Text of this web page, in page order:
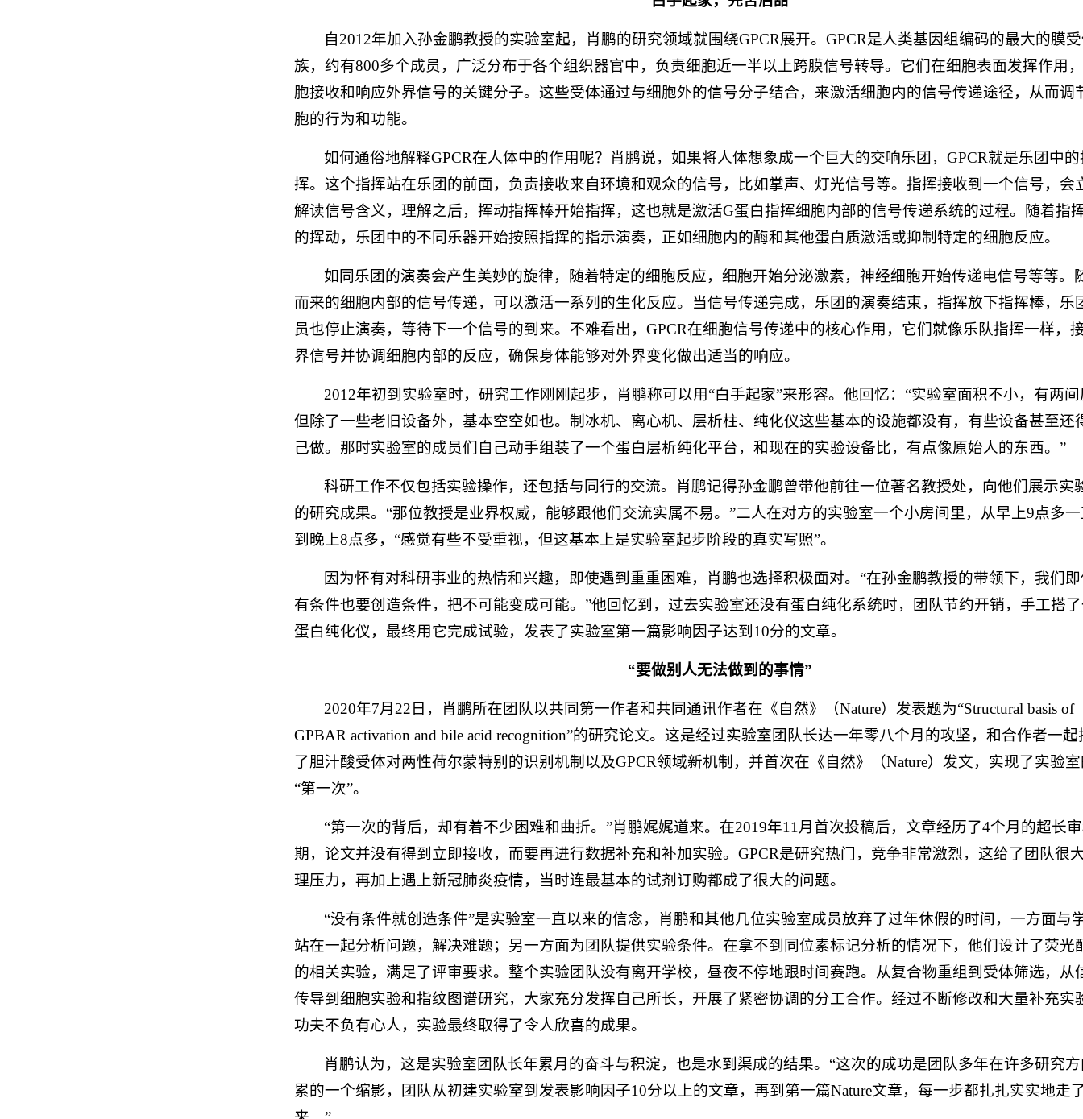
自2012年加入孙金鹏教授的实验室起，肖鹏的研究领域就围绕GPCR展开。GPCR是人类基因组编码的最大的膜
族，约有800多个成员，广泛分布于各个组织器官中，负责细胞近一半以上跨膜信号转导。它们在细胞表面发挥作用
胞接收和响应外界信号的关键分子。这些受体通过与细胞外的信号分子结合，来激活细胞内的信号传递途径，从而调
胞的行为和功能。
如何通俗地解释GPCR在人体中的作用呢？肖鹏说，如果将人体想象成一个巨大的交响乐团，GPCR就是乐团中
挥。这个指挥站在乐团的前面，负责接收来自环境和观众的信号，比如掌声、灯光信号等。指挥接收到一个信号，会
解读信号含义，理解之后，挥动指挥棒开始指挥，这也就是激活G蛋白指挥细胞内部的信号传递系统的过程。随着指
的挥动，乐团中的不同乐器开始按照指挥的指示演奏，正如细胞内的酶和其他蛋白质激活或抑制特定的细胞反应。
如同乐团的演奏会产生美妙的旋律，随着特定的细胞反应，细胞开始分泌激素，神经细胞开始传递电信号等等。
而来的细胞内部的信号传递，可以激活一系列的生化反应。当信号传递完成，乐团的演奏结束，指挥放下指挥棒，乐
员也停止演奏，等待下一个信号的到来。不难看出，GPCR在细胞信号传递中的核心作用，它们就像乐队指挥一样，
界信号并协调细胞内部的反应，确保身体能够对外界变化做出适当的响应。
2012年初到实验室时，研究工作刚刚起步，肖鹏称可以用“白手起家”来形容。他回忆：“实验室面积不小，有两
但除了一些老旧设备外，基本空空如也。制冰机、离心机、层析柱、纯化仪这些基本的设施都没有，有些设备甚至还
己做。那时实验室的成员们自己动手组装了一个蛋白层析纯化平台，和现在的实验设备比，有点像原始人的东西。”
科研工作不仅包括实验操作，还包括与同行的交流。肖鹏记得孙金鹏曾带他前往一位著名教授处，向他们展示实
的研究成果。“那位教授是业界权威，能够跟他们交流实属不易。”二人在对方的实验室一个小房间里，从早上9点多
到晚上8点多，“感觉有些不受重视，但这基本上是实验室起步阶段的真实写照”。
因为怀有对科研事业的热情和兴趣，即使遇到重重困难，肖鹏也选择积极面对。“在孙金鹏教授的带领下，我们
有条件也要创造条件，把不可能变成可能。”他回忆到，过去实验室还没有蛋白纯化系统时，团队节约开销，手工搭
蛋白纯化仪，最终用它完成试验，发表了实验室第一篇影响因子达到10分的文章。
“要做别人无法做到的事情”
2020年7月22日，肖鹏所在团队以共同第一作者和共同通讯作者在《自然》（Nature）发表题为“Structural basis of
GPBAR activation and bile acid recognition”的研究论文。这是经过实验室团队长达一年零八个月的攻坚，和合作者一起
了胆汁酸受体对两性荷尔蒙特别的识别机制以及GPCR领域新机制，并首次在《自然》（Nature）发文，实现了实验
“第一次”。
“第一次的背后，却有着不少困难和曲折。”肖鹏娓娓道来。在2019年11月首次投稿后，文章经历了4个月的超长
期，论文并没有得到立即接收，而要再进行数据补充和补加实验。GPCR是研究热门，竞争非常激烈，这给了团队很
理压力，再加上遇上新冠肺炎疫情，当时连最基本的试剂订购都成了很大的问题。
“没有条件就创造条件”是实验室一直以来的信念，肖鹏和其他几位实验室成员放弃了过年休假的时间，一方面与
站在一起分析问题，解决难题；另一方面为团队提供实验条件。在拿不到同位素标记分析的情况下，他们设计了荧光
的相关实验，满足了评审要求。整个实验团队没有离开学校，昼夜不停地跟时间赛跑。从复合物重组到受体筛选，从
传导到细胞实验和指纹图谱研究，大家充分发挥自己所长，开展了紧密协调的分工合作。经过不断修改和大量补充实
功夫不负有心人，实验最终取得了令人欣喜的成果。
肖鹏认为，这是实验室团队长年累月的奋斗与积淀，也是水到渠成的结果。“这次的成功是团队多年在许多研究
累的一个缩影，团队从初建实验室到发表影响因子10分以上的文章，再到第一篇Nature文章，每一步都扎扎实实地走